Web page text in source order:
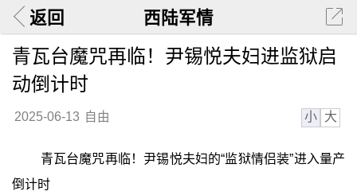
返回 西陆军情
青瓦台魔咒再临！尹锡悦夫妇进监狱启
动倒计时
2025-06-13 自由 小 大
青瓦台魔咒再临！尹锡悦夫妇的“监狱情侣装”进入量产
倒计时